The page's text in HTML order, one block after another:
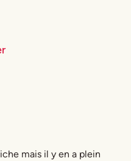
mais il y en a plein